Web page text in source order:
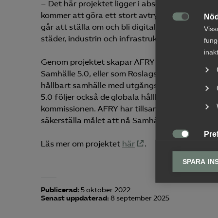
– Det här projektet ligger i absolut framkant
kommer att göra ett stort avtryck i
går att ställa om och bli digitaliserad och
städer, industrin och infrastrukturprojekt,
Genom projektet skapar AFRY och
Samhälle 5.0, eller som Roslagsvatten
hållbart samhälle med utgångspunkt i
5.0 följer också de globala hållbarhetsmål
kommissionen. AFRY har tillsammans med
säkerställa målet att nå Samhälle 5.0.
Läs mer om projektet här .
Publicerad: 5 oktober 2022
Senast uppdaterad: 8 september 2025
SPARA